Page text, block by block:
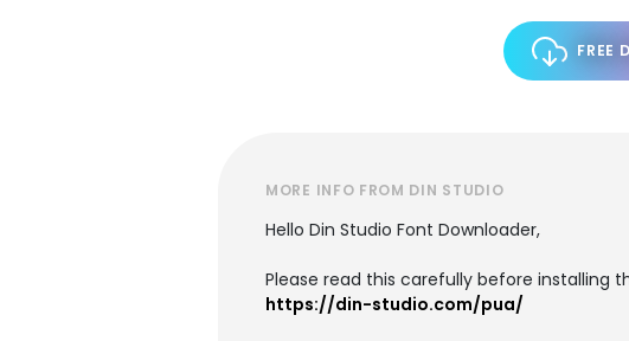
FREE
MORE INFO FROM DIN STUDIO
Hello Din Studio Font Downloader,
Please read this carefully before installing
https://din-studio.com/pua/